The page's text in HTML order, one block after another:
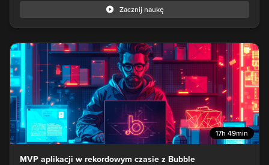
Zacznij naukę
17h 49min
MVP aplikacji w rekordowym czasie z Bubble